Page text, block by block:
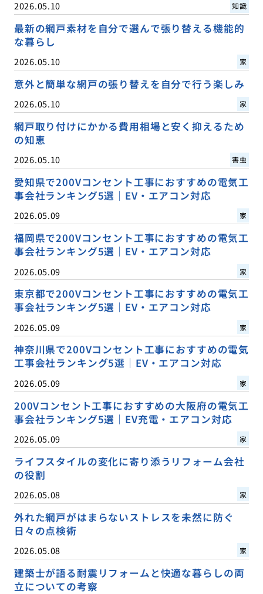
2026.05.10 知識
最新の網戸素材を自分で選んで張り替える機能的
な暮らし
2026.05.10 家
意外と簡単な網戸の張り替えを自分で行う楽しみ
2026.05.10 家
網戸取り付けにかかる費用相場と安く抑えるため
の知恵
2026.05.10 害虫
愛知県で200Vコンセント工事におすすめの電気工
事会社ランキング5選｜EV・エアコン対応
2026.05.09 家
福岡県で200Vコンセント工事におすすめの電気工
事会社ランキング5選｜EV・エアコン対応
2026.05.09 家
東京都で200Vコンセント工事におすすめの電気工
事会社ランキング5選｜EV・エアコン対応
2026.05.09 家
神奈川県で200Vコンセント工事におすすめの電気
工事会社ランキング5選｜EV・エアコン対応
2026.05.09 家
200Vコンセント工事におすすめの大阪府の電気工
事会社ランキング5選｜EV充電・エアコン対応
2026.05.09 家
ライフスタイルの変化に寄り添うリフォーム会社
の役割
2026.05.08 家
外れた網戸がはまらないストレスを未然に防ぐ
日々の点検術
2026.05.08 家
建築士が語る耐震リフォームと快適な暮らしの両
立についての考察